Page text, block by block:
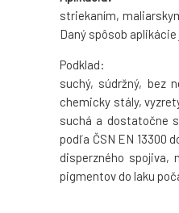
striekaním,
Daný spôsob
Podklad:
suchý, súdržný, bez
chemicky stály,
suchá a dostatočne
podľa ČSN EN 13300
disperzného spojiva,
pigmentov do laku